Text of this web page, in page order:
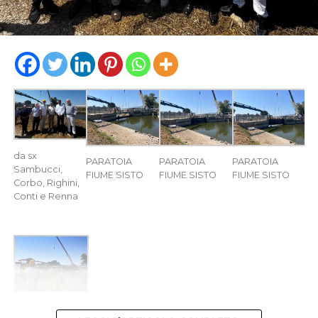
da sx
Sambucci,
Corbo, Righini,
Conti e Renna
PARATOIA
FIUME SISTO
PARATOIA
FIUME SISTO
PARATOIA
FIUME SISTO
PARATOIA